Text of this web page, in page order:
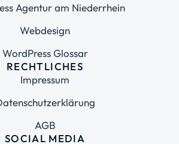
Agentur am Niederrhein
Webdesign
WordPress Glossar
RECHTLICHES
Impressum
AGB
SOCIAL MEDIA